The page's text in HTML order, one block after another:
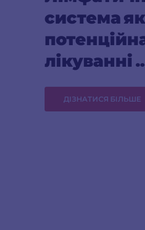
система як
лікуванні
гіпертензії
ДІЗНАТИСЯ БІЛЬШЕ